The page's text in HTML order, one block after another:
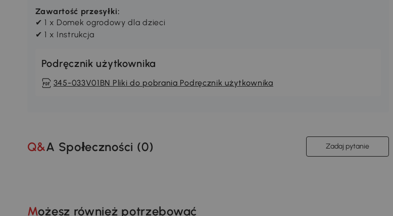
Zawartość przesyłki:
✔ 1 x Domek ogrodowy dla dzieci
✔ 1 x Instrukcja
Podręcznik użytkownika
345-033V01BN Pliki do pobrania Podręcznik użytkownika
Q&A Społeczności (0) Zadaj pytanie
Możesz również potrzebować